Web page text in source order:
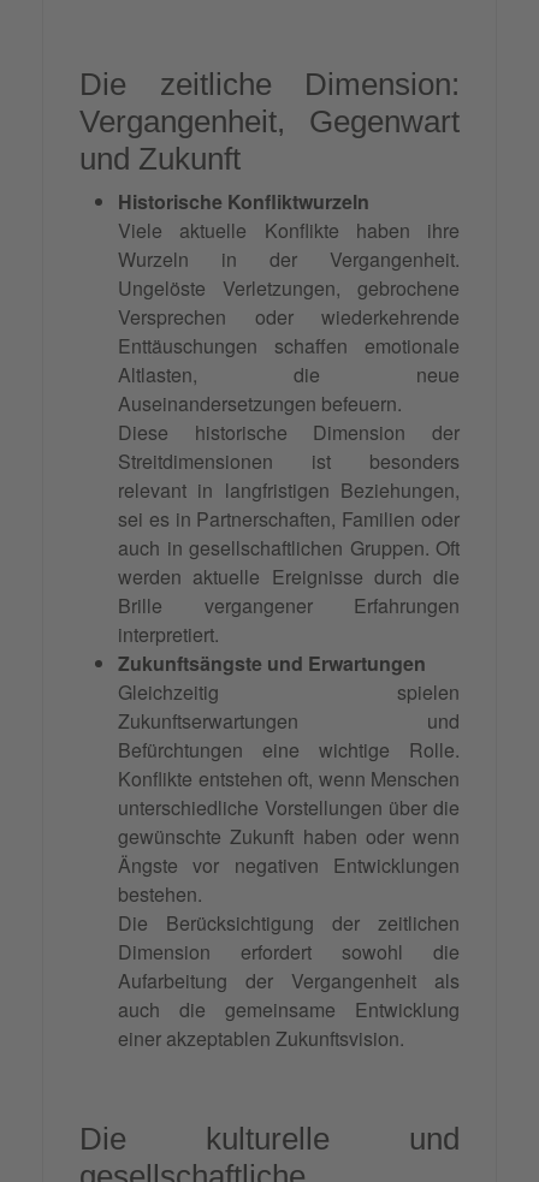
Die zeitliche Dimension:
Vergangenheit, Gegenwart
und Zukunft
Historische Konfliktwurzeln
Viele aktuelle Konflikte haben ihre
Wurzeln in der Vergangenheit.
Ungelöste Verletzungen, gebrochene
Versprechen oder wiederkehrende
Enttäuschungen schaffen emotionale
Altlasten, die neue
Auseinandersetzungen befeuern.
Diese historische Dimension der
Streitdimensionen ist besonders
relevant in langfristigen Beziehungen,
sei es in Partnerschaften, Familien oder
auch in gesellschaftlichen Gruppen. Oft
werden aktuelle Ereignisse durch die
Brille vergangener Erfahrungen
interpretiert.
Zukunftsängste und Erwartungen
Gleichzeitig spielen
Zukunftserwartungen und
Befürchtungen eine wichtige Rolle.
Konflikte entstehen oft, wenn Menschen
unterschiedliche Vorstellungen über die
gewünschte Zukunft haben oder wenn
Ängste vor negativen Entwicklungen
bestehen.
Die Berücksichtigung der zeitlichen
Dimension erfordert sowohl die
Aufarbeitung der Vergangenheit als
auch die gemeinsame Entwicklung
einer akzeptablen Zukunftsvision.
Die kulturelle und